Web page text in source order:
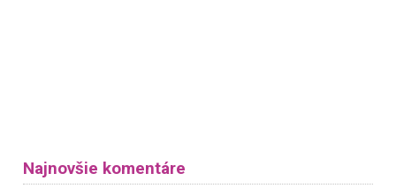
Najnovšie komentáre